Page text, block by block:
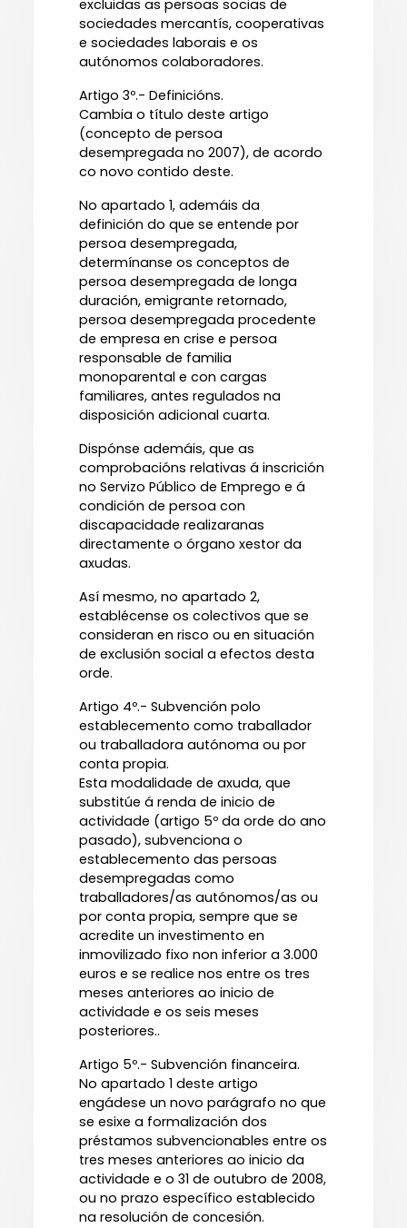
excluidas as persoas socias de
sociedades mercantís, cooperativas
e sociedades laborais e os
autónomos colaboradores.
Artigo 3º.- Definicións.
Cambia o título deste artigo
(concepto de persoa
desempregada no 2007), de acordo
co novo contido deste.
No apartado 1, ademáis da
definición do que se entende por
persoa desempregada,
determínanse os conceptos de
persoa desempregada de longa
duración, emigrante retornado,
persoa desempregada procedente
de empresa en crise e persoa
responsable de familia
monoparental e con cargas
familiares, antes regulados na
disposición adicional cuarta.
Dispónse ademáis, que as
comprobacións relativas á inscrición
no Servizo Público de Emprego e á
condición de persoa con
discapacidade realizaranas
directamente o órgano xestor da
axudas.
Así mesmo, no apartado 2,
establécense os colectivos que se
consideran en risco ou en situación
de exclusión social a efectos desta
orde.
Artigo 4º.- Subvención polo
establecemento como traballador
ou traballadora autónoma ou por
conta propia.
Esta modalidade de axuda, que
substitúe á renda de inicio de
actividade (artigo 5º da orde do ano
pasado), subvenciona o
establecemento das persoas
desempregadas como
traballadores/as autónomos/as ou
por conta propia, sempre que se
acredite un investimento en
inmovilizado fixo non inferior a 3.000
euros e se realice nos entre os tres
meses anteriores ao inicio de
actividade e os seis meses
posteriores..
Artigo 5º.- Subvención financeira.
No apartado 1 deste artigo
engádese un novo parágrafo no que
se esixe a formalización dos
préstamos subvencionables entre os
tres meses anteriores ao inicio da
actividade e o 31 de outubro de 2008,
ou no prazo específico establecido
na resolución de concesión.